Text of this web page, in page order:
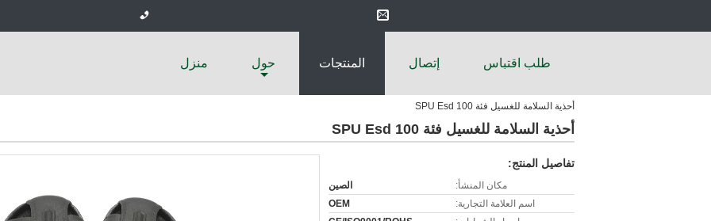
منزل حول المنتجات إتصال طلب اقتباس
أحذية السلامة للغسيل فئة 100 SPU Esd
أحذية السلامة للغسيل فئة 100 SPU Esd
تفاصيل المنتج:
مكان المنشأ:
الصين
اسم العلامة التجارية:
OEM